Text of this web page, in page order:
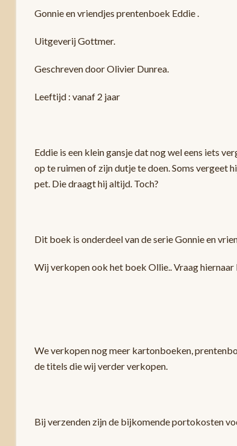
Gonnie en vriendjes prentenboek Eddie .
Uitgeverij Gottmer.
Geschreven door Olivier Dunrea.
Leeftijd : vanaf 2 jaar
Eddie is een klein gansje dat nog wel eens iets
op te ruimen of zijn dutje te doen. Soms vergeet
pet. Die draagt hij altijd. Toch?
Dit boek is onderdeel van de serie Gonnie en
Wij verkopen ook het boek Ollie.. Vraag hiernaar
We verkopen nog meer kartonboeken,
de titels die wij verder verkopen.
Bij verzenden zijn de bijkomende portokosten